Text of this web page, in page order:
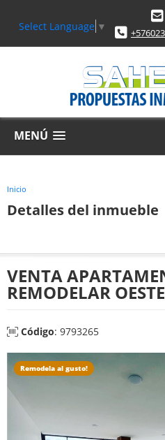
Select Language ▼
MENÚ
Inicio
Detalles del inmueble
VENTA
REMODELAR
Código: 9793265
Remodela al gusto!